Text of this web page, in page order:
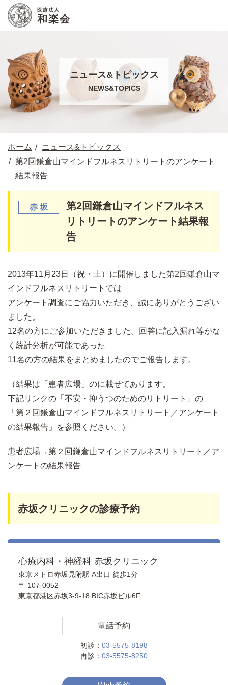
医療法人
和楽会
ニュース&トピックス
NEWS&TOPICS
ホーム
ニュース&トピックス
第2回鎌倉山マインドフルネスリトリートのアンケート
結果報告
第2回鎌倉山マインドフルネス
リトリートのアンケート結果報
告
2013年11月23日（祝・土）に開催しました第2回鎌倉山マ
インドフルネスリトリートでは
アンケート調査にご協力いただき、誠にありがとうござい
ました。
12名の方にご参加いただきました。回答に記入漏れ等がな
く統計分析が可能であった
11名の方の結果をまとめましたのでご報告します。
（結果は「患者広場」のに載せてあります。
下記リンクの「不安・抑うつのためのリトリート」の
「第２回鎌倉山マインドフルネスリトリート／アンケート
の結果報告」を参照ください。）
患者広場→第２回鎌倉山マインドフルネスリトリート／ア
ンケートの結果報告
赤坂クリニックの診療予約
心療内科・神経科 赤坂クリニック
東京メトロ赤坂見附駅 A出口 徒歩1分
〒 107-0052
東京都港区赤坂3-9-18 BIC赤坂ビル6F
電話予約
初診： 03-5575-8198
再診： 03-5575-8250